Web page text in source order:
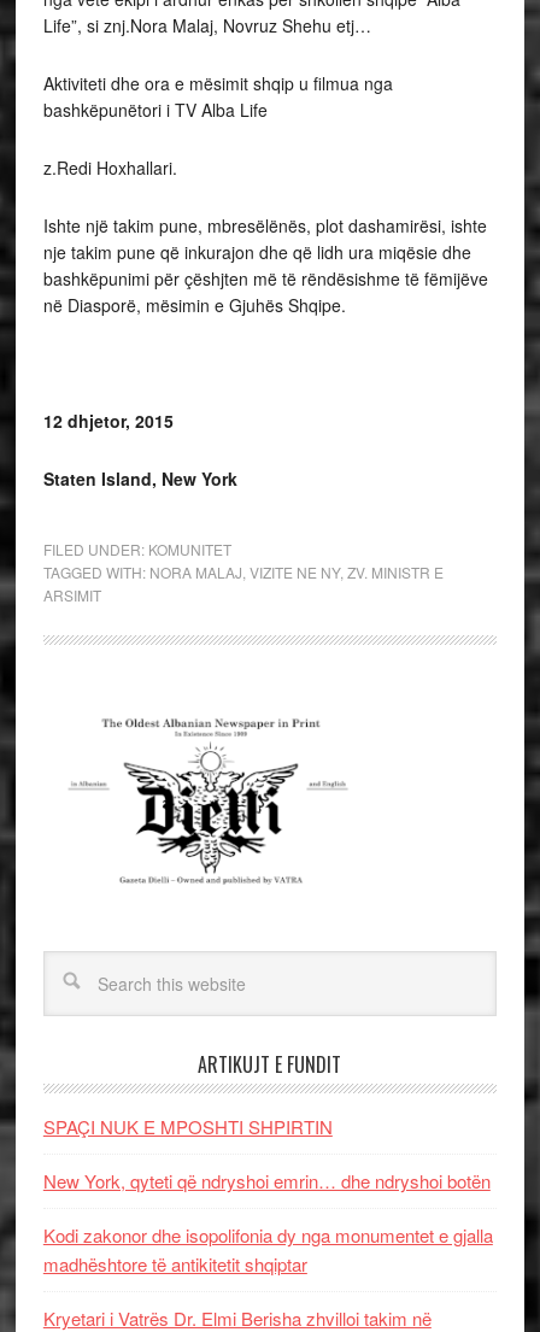
Life”, si znj.Nora Malaj, Novruz Shehu etj…
Aktiviteti dhe ora e mësimit shqip u filmua nga
bashkëpunëtori i TV Alba Life
z.Redi Hoxhallari.
Ishte një takim pune, mbresëlënës, plot dashamirësi, ishte
nje takim pune që inkurajon dhe që lidh ura miqësie dhe
bashkëpunimi për çëshjten më të rëndësishme të fëmijëve
në Diasporë, mësimin e Gjuhës Shqipe.
12 dhjetor, 2015
Staten Island, New York
FILED UNDER: KOMUNITET
TAGGED WITH: NORA MALAJ VIZITE NE NY, ZV. MINISTR E
ARSIMIT
ARTIKUJT E FUNDIT
SPAÇI NUK E MPOSHTI SHPIRTIN
New York, qyteti që ndryshoi emrin… dhe ndryshoi botën
Kodi zakonor dhe isopolifonia dy nga monumentet e gjalla
madhështore të antikitetit shqiptar
Kryetari i Vatrës Dr. Elmi Berisha zhvilloi takim në